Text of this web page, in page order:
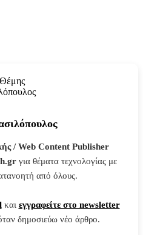
/ Web Content Publisher
για θέματα τεχνολογίας με
από όλους.
και εγγραφείτε στο newsletter
δημοσιεύω νέο άρθρο.